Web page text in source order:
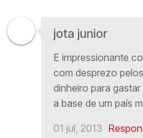
jota junior
E impressionante
com desprezo
dinheiro para
a base de um país
01 jul, 2013